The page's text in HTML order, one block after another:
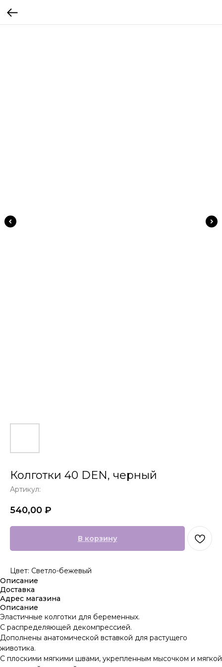
Колготки 40 DEN, черный
Артикул:
540,00 ₽
В корзину
Цвет: Светло-бежевый
Описание
Доставка
Адрес магазина
Описание
Эластичные колготки для беременных.
С распределяющей декомпрессией.
Дополнены анатомической вставкой для растущего
животика.
С плоскими мягкими швами, укрепленным мысочком и мягкой